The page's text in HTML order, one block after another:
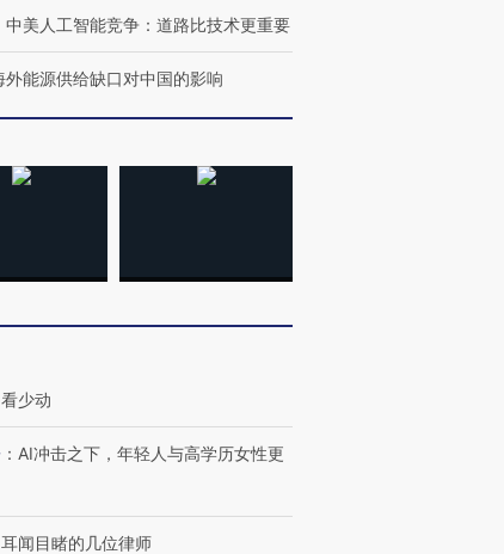
7万
链博
”接产
【特别呈现】寻找100种
【商旅对话】华住集团
CFO：不靠规模取胜，华
中美人工智能竞争：道路比技术更重要
外能源供给缺口对中国的影响
少动
： AI冲击之下，年轻人与高学历女性更
耳闻目睹的几位律师